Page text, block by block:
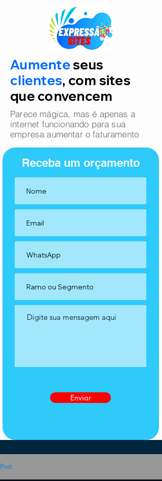
Aumenteseus
clientes, com sites
que convencem
Parece mágica, mas é apenas a
internet funcionando para sua
empresa aumentar o faturamento
Receba um orçamento
Enviar
Post